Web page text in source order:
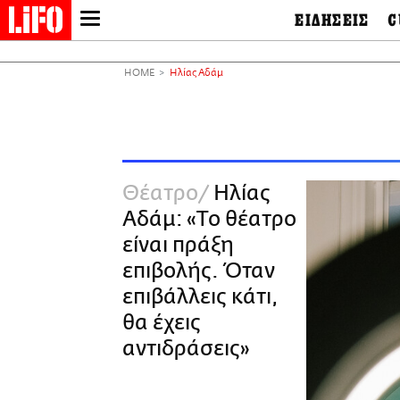
NEWSLETTER
ΑΜΠΑ
PRINT
ΕΙΔΗΣΕΙΣ
Tech &
European Lifo
&
HOME Ηλίας Αδάμ
Θέατρο
Ηλίας
Αδάμ: «Το θέατρο
είναι πράξη
επιβολής. Όταν
επιβάλλεις κάτι,
θα έχεις
αντιδράσεις»